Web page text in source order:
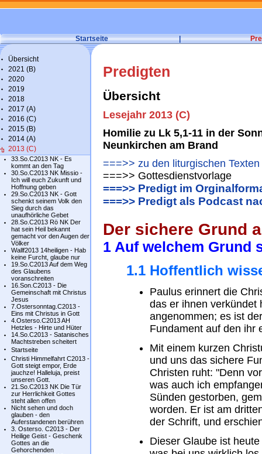
Startseite |
Übersicht
2021 (B)
2020
2019
2018
2017 (A)
2016 (C)
2015 (B)
2014 (A)
2013 (C)
33.So.C2013 NK - Es
kommt an den Tag
30.So.C2013 NK Missio -
Ich will euch Zukunft und
Hoffnung geben
29.So.C2013 NK - Gott
schenkt seinem Volk den
Sieg durch das
unaufhörliche Gebet
28.So.C2013 Rö NK Der
hat sein Heil bekannt
gemacht vor den Augen der
Völker
Wallf2013 14heiligen - Hab
keine Furcht, glaube nur
19.So.C2013 Auf dem Weg
des Glaubens
voranschreiten
16.Son.C2013 - Die
Gemeinschaft mit Christus
Jesus
7.Ostersonntag.C2013 -
Eins mit Christus in Gott
4.Osterso.C2013 AH
Hetzles - Hirte und Hüter
14.So.C2013 - Satanisches
Machtstreben scheitert
Startseite
Christi Himmelfahrt C2013 -
Gott steigt empor, Erde
jauchze! Halleluja, preist
unseren Gott.
21.So.C2013 NK Die Tür
zur Herrlichkeit Gottes
steht allen offen
Nicht sehen und doch
glauben - den
Auferstandenen berühren
3. Osterso. C2013 - Der
Heilige Geist - Geschenk
Gottes an die
Gehorchenden
Predigten
Übersicht
Lesejahr 2013 (C)
Homilie zu Lk 5,1-11 in der
Neunkirchen am Brand
===>> zu den liturgischen Texten
===>> Gottesdienstvorlage
===>> Predigt im
===>> Predigt als Podcast
Der sichere Grund
1 Auf welchem Grund
1.1 Hoffentlich
Paulus erinnert die
das er ihnen verkündet
angenommen; es ist
Fundament auf den ihr
Mit einem kurzen
und uns das sichere
Christen ruht: "Denn
was auch ich
Sünden gestorben,
worden. Er ist am
der Schrift, und
Dieser Glaube ist